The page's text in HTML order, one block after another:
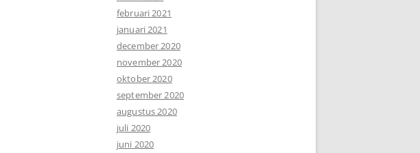
februari 2021
januari 2021
december 2020
november 2020
oktober 2020
september 2020
augustus 2020
juli 2020
juni 2020